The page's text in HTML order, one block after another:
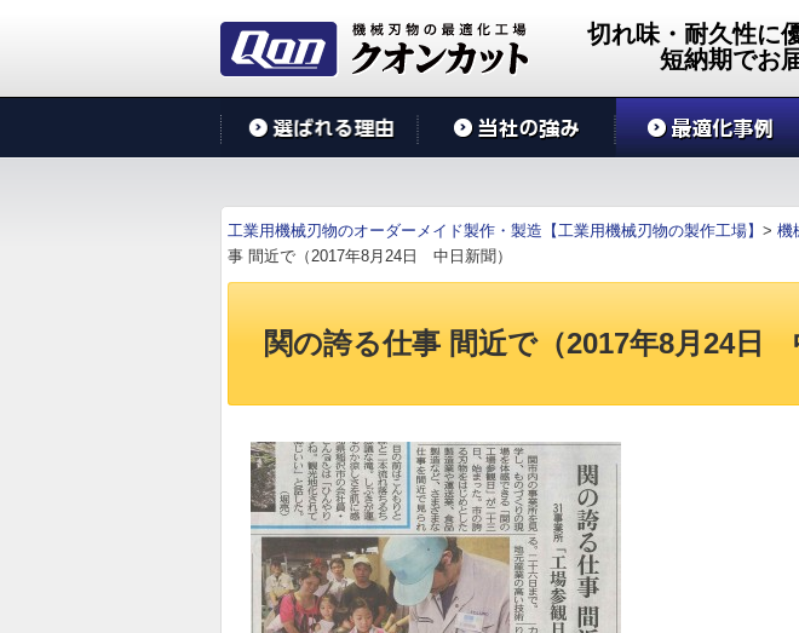
切れ味・耐久性に
短納期でお
工業用機械刃物のオーダーメイド製作・製造【工業用機械刃物の製作工場】 > 機
事 間近で（2017年8月24日 中日新聞）
関の誇る仕事 間近で（2017年8月24日